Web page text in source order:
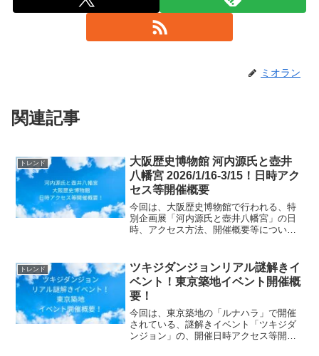
ミオラン
関連記事
トレンド
大阪歴史博物館 河内源氏と壺井
八幡宮 2026/1/16-3/15！日時アク
セス等開催概要
今回は、大阪歴史博物館で行われる、特
別企画展「河内源氏と壺井八幡宮」の日
時、アクセス方法、開催概要等について
と、その祖・源頼信が拠点とした河内国
壺井の地に焦点を当てる展...
トレンド
ツキジダンジョンリアル謎解きイ
ベント！東京築地イベント開催概
要！
今回は、東京築地の「ルナハラ」で開催
されている、謎解きイベント「ツキジダ
ンジョン」の、開催日時アクセス等開催